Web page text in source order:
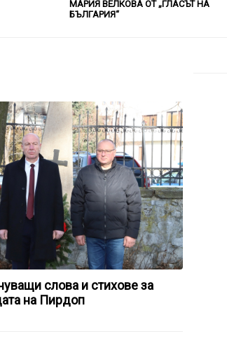
МАРИЯ ВЕЛКОВА ОТ „ГЛАСЪТ НА
БЪЛГАРИЯ“
слова и стихове за
на Пирдоп